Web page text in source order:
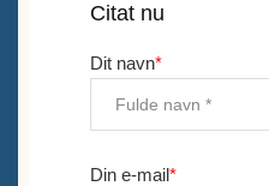
Citat nu
Dit navn*
Din e-mail*